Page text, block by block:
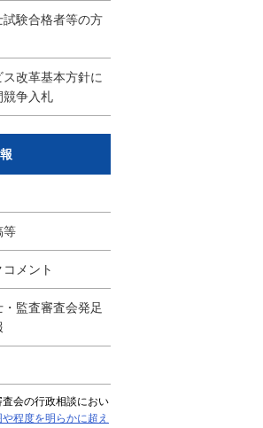
試験合格者等の方
改革基本方針に
競争入札
等
メント
監査審査会発足
会の行政相談におい
や程度を明らかに超え